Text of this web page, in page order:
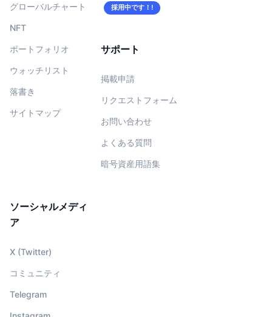
グローバルチャート
NFT
ポートフォリオ
ウォッチリスト
落書き
サイトマップ
採用中です！!
サポート
掲載申請
リクエストフォーム
お問い合わせ
よくある質問
暗号資産用語集
ソーシャルメディ
ア
X (Twitter)
コミュニティ
Telegram